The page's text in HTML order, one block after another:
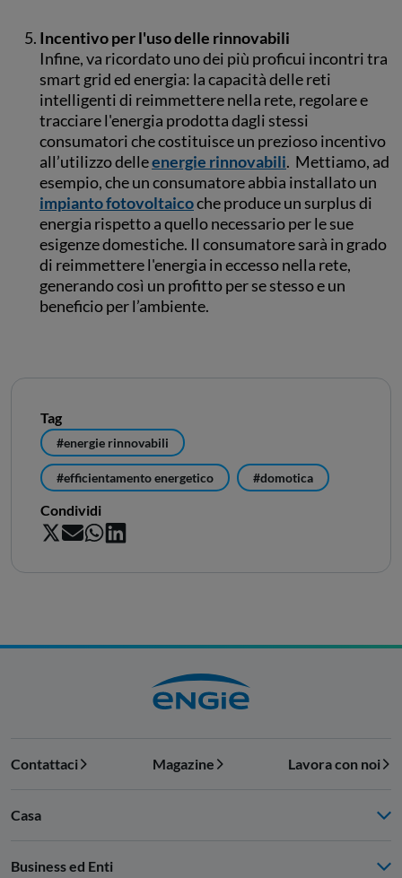
Incentivo per l'uso delle rinnovabili
Infine, va ricordato uno dei più proficui incontri tra
smart grid ed energia: la capacità delle reti
intelligenti di reimmettere nella rete, regolare e
tracciare l'energia prodotta dagli stessi
consumatori che costituisce un prezioso incentivo
all’utilizzo delleenergie rinnovabili. Mettiamo, ad
esempio, che un consumatore abbia installato un
impianto fotovoltaicoche produce un surplus di
energia rispetto a quello necessario per le sue
esigenze domestiche. Il consumatore sarà in grado
di reimmettere l'energia in eccesso nella rete,
generando così un profitto per se stesso e un
beneficio per l’ambiente.
Tag
#energie rinnovabili
#efficientamento energetico #domotica
Condividi
Contattaci Magazine Lavora con noi
Casa
Business ed Enti